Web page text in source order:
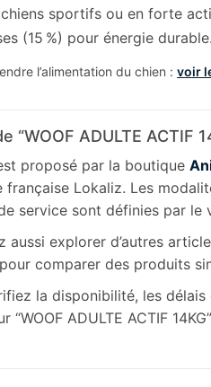
sportifs ou en forte
(15 %) pour énergie durable.
l’alimentation du chien : voir
“WOOF ADULTE ACTIF
proposé par la boutique
française Lokaliz. Les
service sont définies par le
aussi explorer d’autres
pour comparer des produits
la disponibilité, les
“WOOF ADULTE ACTIF